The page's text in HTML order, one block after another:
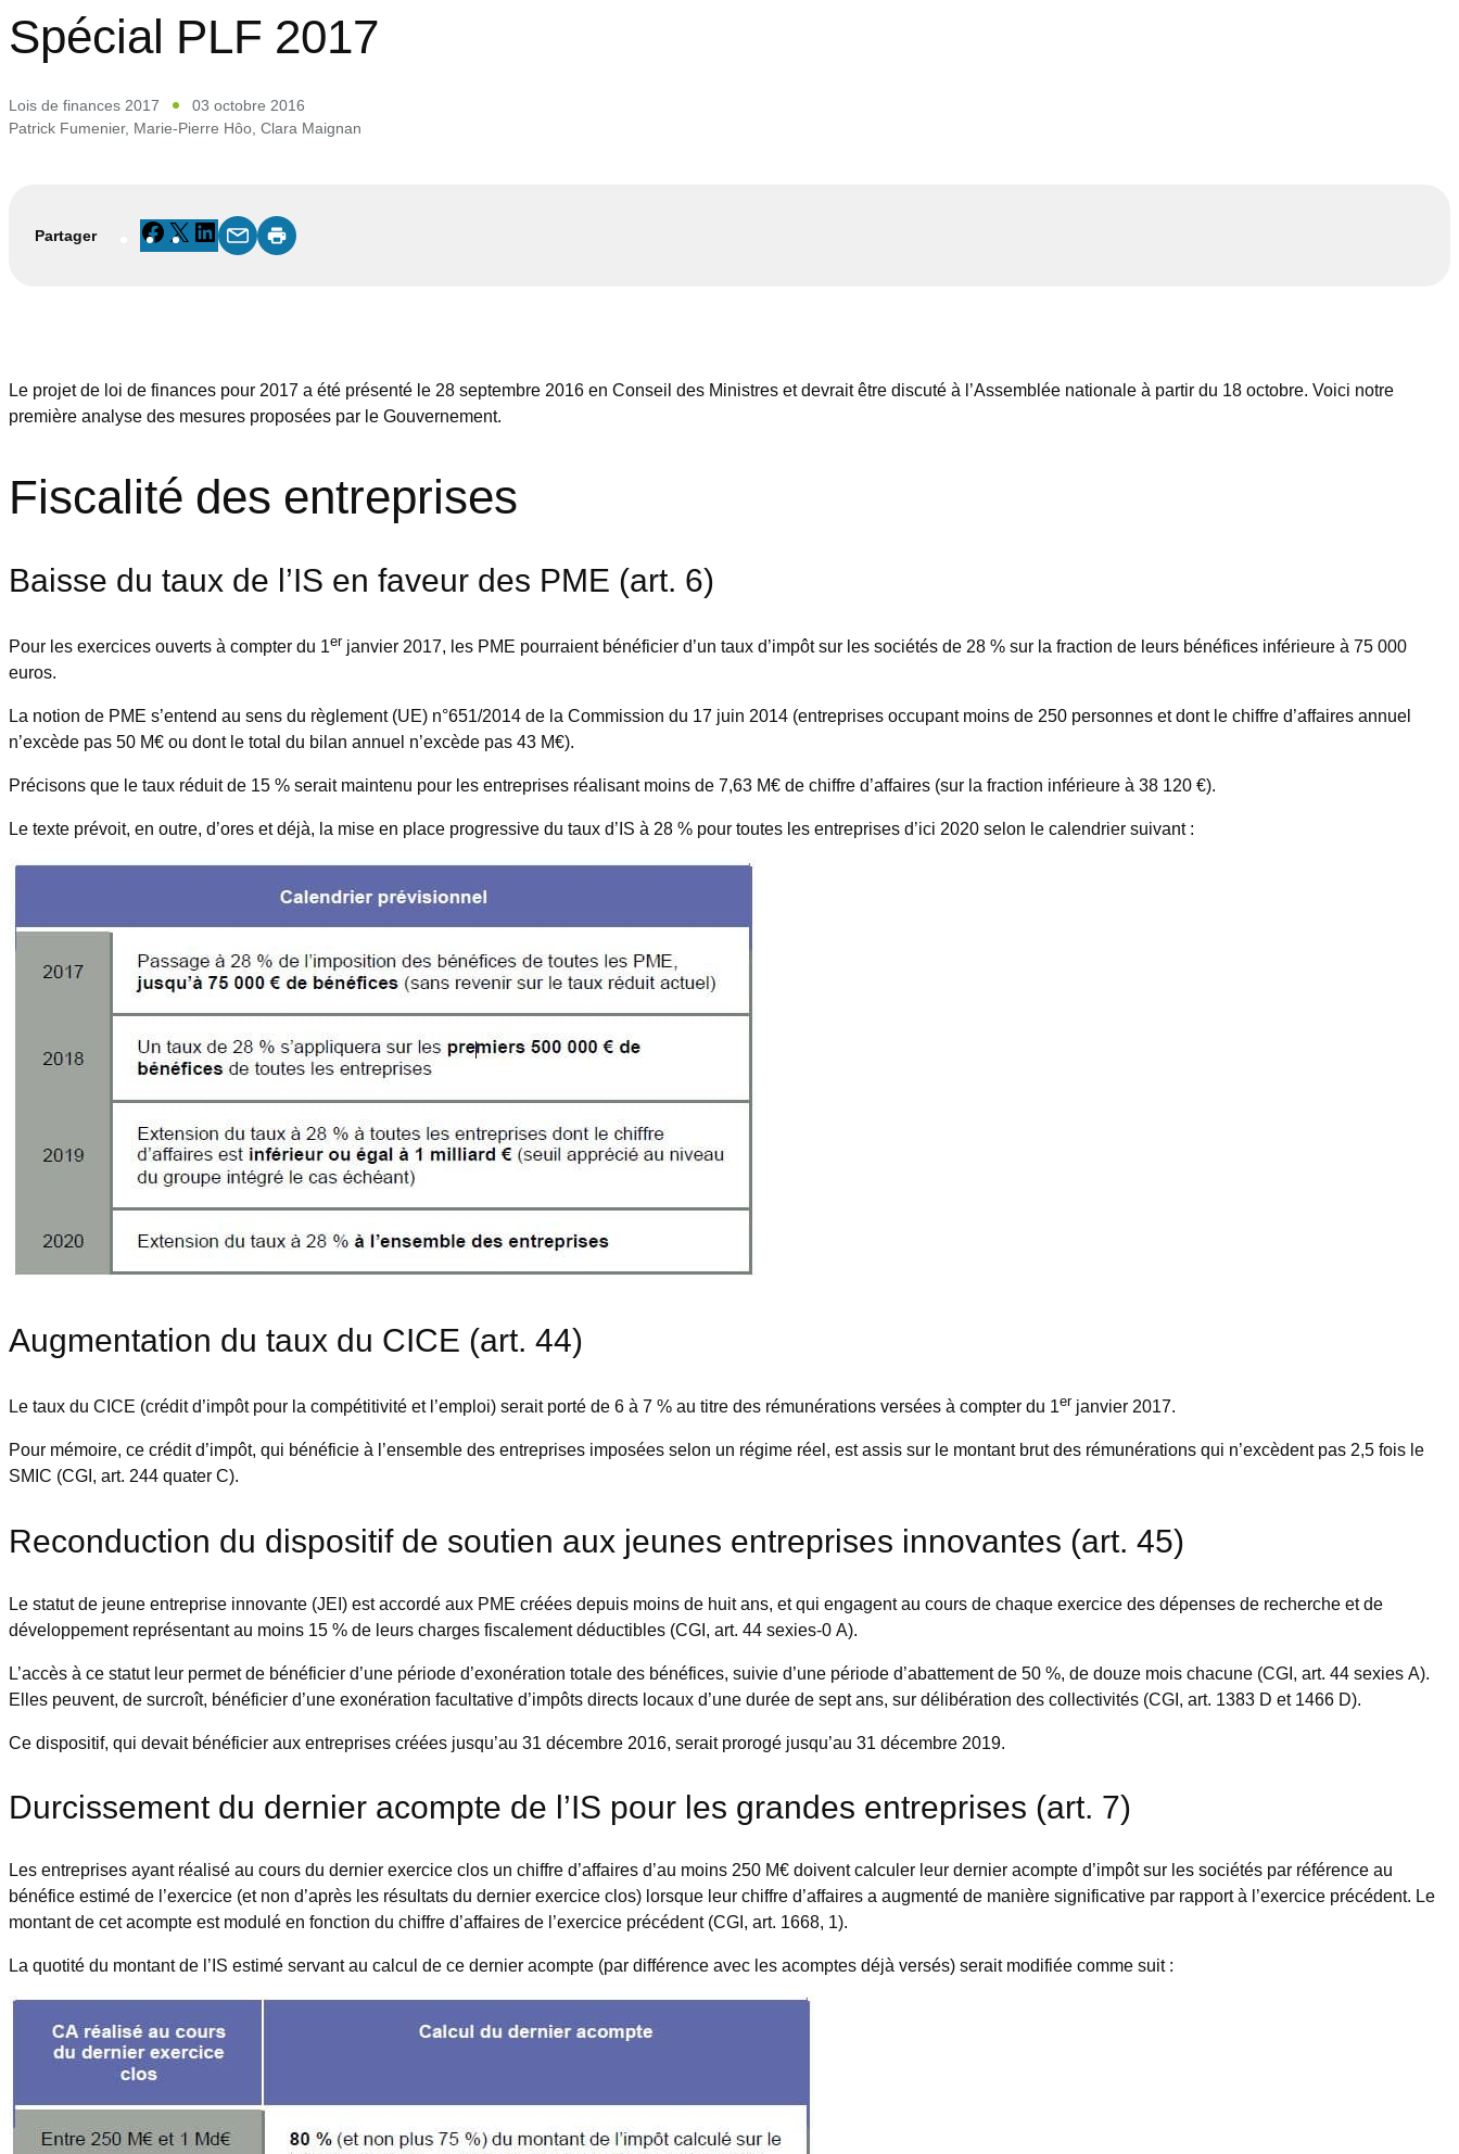
Spécial PLF 2017
Lois de finances 2017
03 octobre 2016
Patrick Fumenier, Marie-Pierre Hôo Clara Maignan
Partager Facebook
X LinkedIn
Le projet de loi de finances pour 2017 a été présenté le 28 septembre 2016 en Conseil des Ministres et devrait être discuté à l’Assemblée nationale à partir du 18 octobre. Voici notre
première analyse des mesures proposées par le Gouvernement.
Fiscalité des entreprises
Baisse du taux de l’IS en faveur des PME (art. 6)
Pour les exercices ouverts à compter du 1erjanvier 2017, les PME pourraient bénéficier d’un taux d’impôt sur les sociétés de 28 % sur la fraction de leurs bénéfices inférieure à 75 000
euros.
La notion de PME s’entend au sens du règlement (UE) n°651/2014 de la Commission du 17 juin 2014 (entreprises occupant moins de 250 personnes et dont le chiffre d’affaires annuel
n’excède pas 50 M€ ou dont le total du bilan annuel n’excède pas 43 M€).
Précisons que le taux réduit de 15 % serait maintenu pour les entreprises réalisant moins de 7,63 M€ de chiffre d’affaires (sur la fraction inférieure à 38 120 €).
Le texte prévoit, en outre, d’ores et déjà, la mise en place progressive du taux d’IS à 28 % pour toutes les entreprises d’ici 2020 selon le calendrier suivant :
Augmentation du taux du CICE (art. 44)
Le taux du CICE (crédit d’impôt pour la compétitivité et l’emploi) serait porté de 6 à 7 % au titre des rémunérations versées à compter du 1erjanvier 2017.
Pour mémoire, ce crédit d’impôt, qui bénéficie à l’ensemble des entreprises imposées selon un régime réel, est assis sur le montant brut des rémunérations qui n’excèdent pas 2,5 fois le
SMIC (CGI, art. 244 quater C).
Reconduction du dispositif de soutien aux jeunes entreprises innovantes (art. 45)
Le statut de jeune entreprise innovante (JEI) est accordé aux PME créées depuis moins de huit ans, et qui engagent au cours de chaque exercice des dépenses de recherche et de
développement représentant au moins 15 % de leurs charges fiscalement déductibles (CGI, art. 44 sexies-0 A).
L’accès à ce statut leur permet de bénéficier d’une période d’exonération totale des bénéfices, suivie d’une période d’abattement de 50 %, de douze mois chacune (CGI, art. 44 sexies A).
Elles peuvent, de surcroît, bénéficier d’une exonération facultative d’impôts directs locaux d’une durée de sept ans, sur délibération des collectivités (CGI, art. 1383 D et 1466 D).
Ce dispositif, qui devait bénéficier aux entreprises créées jusqu’au 31 décembre 2016, serait prorogé jusqu’au 31 décembre 2019.
Durcissement du dernier acompte de l’IS pour les grandes entreprises (art. 7)
Les entreprises ayant réalisé au cours du dernier exercice clos un chiffre d’affaires d’au moins 250 M€ doivent calculer leur dernier acompte d’impôt sur les sociétés par référence au
bénéfice estimé de l’exercice (et non d’après les résultats du dernier exercice clos) lorsque leur chiffre d’affaires a augmenté de manière significative par rapport à l’exercice précédent. Le
montant de cet acompte est modulé en fonction du chiffre d’affaires de l’exercice précédent (CGI, art. 1668, 1).
La quotité du montant de l’IS estimé servant au calcul de ce dernier acompte (par différence avec les acomptes déjà versés) serait modifiée comme suit :